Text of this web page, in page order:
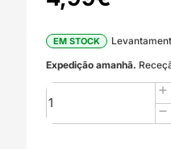
EM STOCK
Expedição amanhã.
Quantidade
de
Prusa